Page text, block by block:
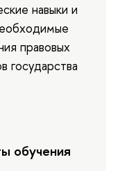
навыки и
правовых
государства
обучения